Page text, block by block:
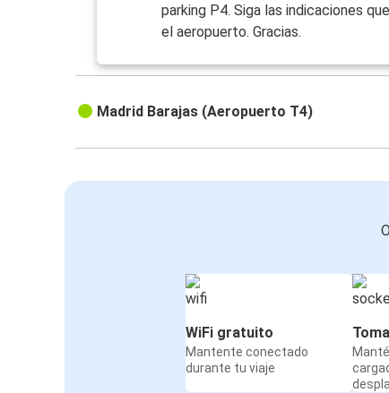
parking P4. Siga las indicaciones
el aeropuerto. Gracias.
Madrid Barajas (Aeropuerto T4)
WiFi gratuito
Mantente conectado
durante tu viaje